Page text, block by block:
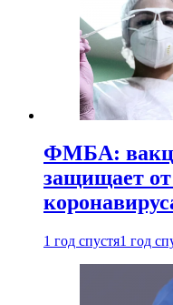
ФМБА:
защищает от
1 год спустя1 год